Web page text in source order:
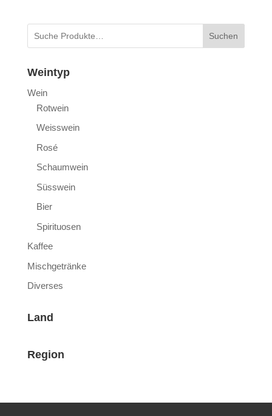
Suchen
Weintyp
Wein
Rotwein
Weisswein
Rosé
Schaumwein
Süsswein
Bier
Spirituosen
Kaffee
Mischgetränke
Diverses
Land
Region